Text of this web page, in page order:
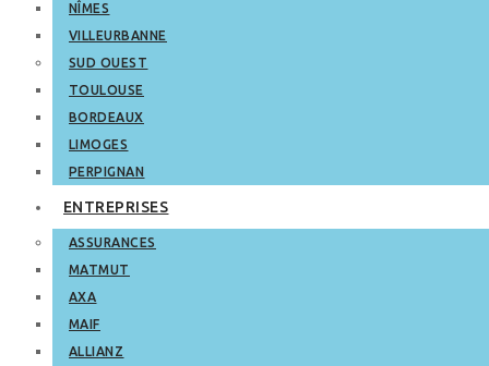
NÎMES
VILLEURBANNE
SUD OUEST
TOULOUSE
BORDEAUX
LIMOGES
PERPIGNAN
ENTREPRISES
ASSURANCES
MATMUT
AXA
MAIF
ALLIANZ